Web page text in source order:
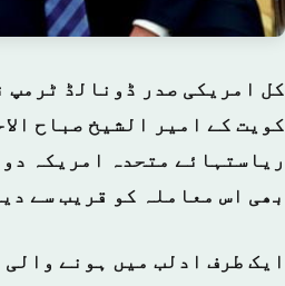
کل امریکی صدر ڈونالڈ ٹرمپ
کویت کے امیر الشیخ صباح
ریاستہائے متحدہ امریکہ
بھی اس معاملہ کو قریب سے
ایک طرف ادلب میں ہونے